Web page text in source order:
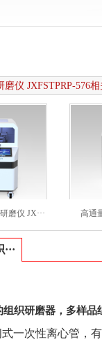
磨仪 JXFSTPRP-576
磨仪 JX··· 高通
织研磨器，多样品
一次性离心管，